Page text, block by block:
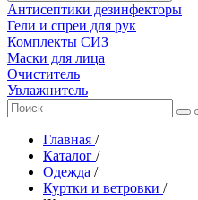
Антисептики дезинфекторы
Гели и спреи для рук
Комплекты СИЗ
Маски для лица
Очиститель
Увлажнитель
Главная /
Каталог /
Одежда /
Куртки и ветровки /